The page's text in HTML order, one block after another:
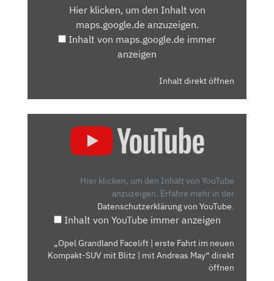
MAPS.GOOGLE.DEHier klicken, um den Inhalt von
maps.google.de anzuzeigen.
Inhalt von maps.google.de immer
anzeigen
Inhalt direkt öffnen
GRANDLAND
NEUEN
KOMPAKT-
Hier klicken, um den Inhalt von YouTube
anzuzeigen. Erfahre mehr in der
Datenschutzerklärung von YouTube.
Inhalt von YouTube immer anzeigen
„Opel Grandland Facelift | erste Fahrt im neuen
Kompakt-SUV mit Blitz | mit Andreas May“ direkt
öffnen